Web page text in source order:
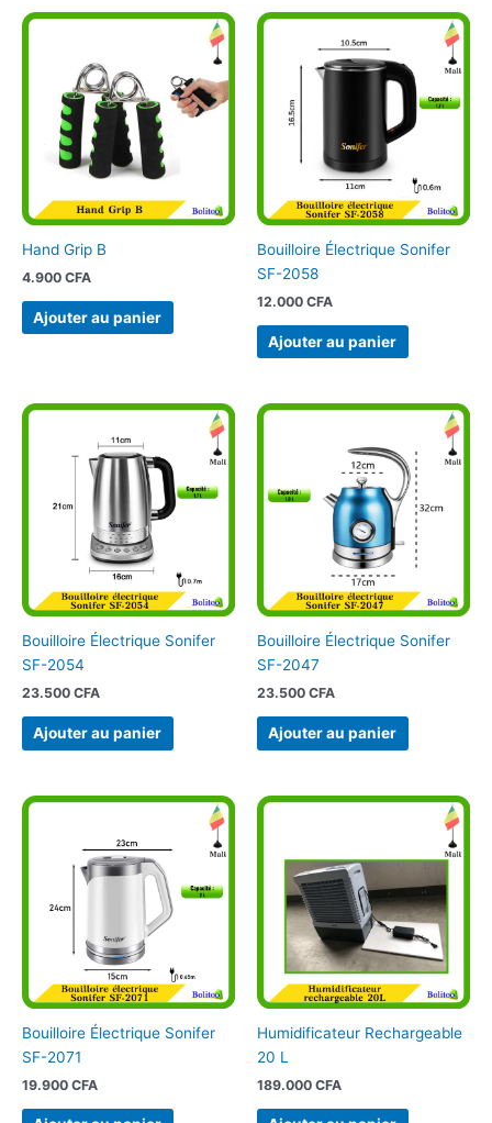
Hand Grip B
4.900 CFA
Ajouter au panier
Bouilloire Électrique Sonifer
SF-2058
12.000 CFA
Ajouter au panier
Bouilloire Électrique Sonifer
SF-2054
23.500 CFA
Ajouter au panier
Bouilloire Électrique Sonifer
SF-2047
23.500 CFA
Ajouter au panier
Bouilloire Électrique Sonifer
SF-2071
19.900 CFA
Humidificateur Rechargeable
20 L
189.000 CFA